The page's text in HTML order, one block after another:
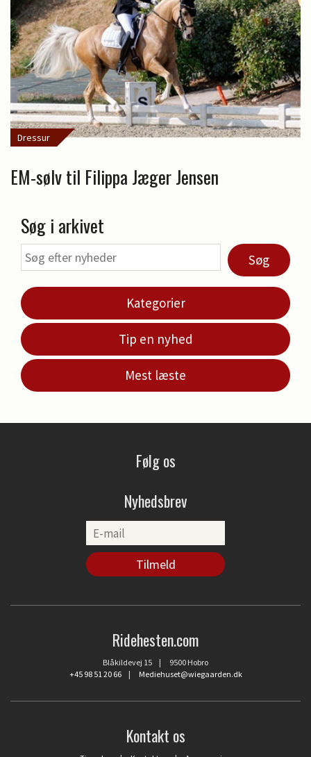
Dressur
EM-sølv til Filippa Jæger Jensen
Søg i arkivet
Søg
Kategorier
Tip en nyhed
Mest læste
Følg os
Nyhedsbrev
Ridehesten.com
Blåkildevej 15 | 9500 Hobro
+45 98 51 20 66| Mediehuset@wiegaarden.dk
Kontakt os